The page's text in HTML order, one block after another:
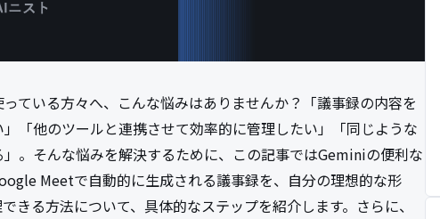
ている方々へ、こんな悩みはありませんか？「議事録の内容を
「他のツールと連携させて効率的に管理したい」「同じような
。そんな悩みを解決するために、この記事ではGeminiの便利な
Meetで自動的に生成される議事録を、自分の理想的な形
きる方法について、具体的なステップを紹介します。さらに、